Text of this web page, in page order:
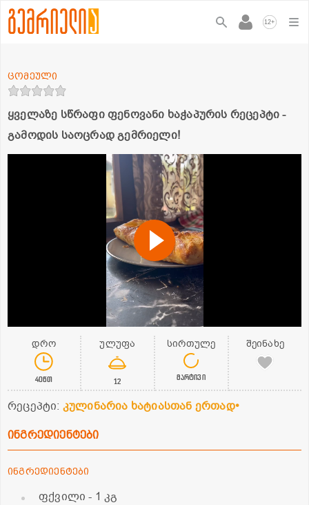
12+
ყველაზე სწრაფი ფენოვანი ხაჭაპურის რეცეპტი -
გამოდის საოცრად გემრიელი!
ცომეული
დრო
40წთ
ულუფა
12
სირთულე
მარტივი
შეინახე
რეცეპტი: კულინარია ხატიასთან ერთად•
ინგრედიენტები
ინგრედიენტები
ფქვილი- 1 კგ